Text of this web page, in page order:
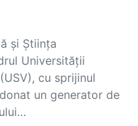
şi Ştiinţa
Universităţii
cu sprijinul
un generator de